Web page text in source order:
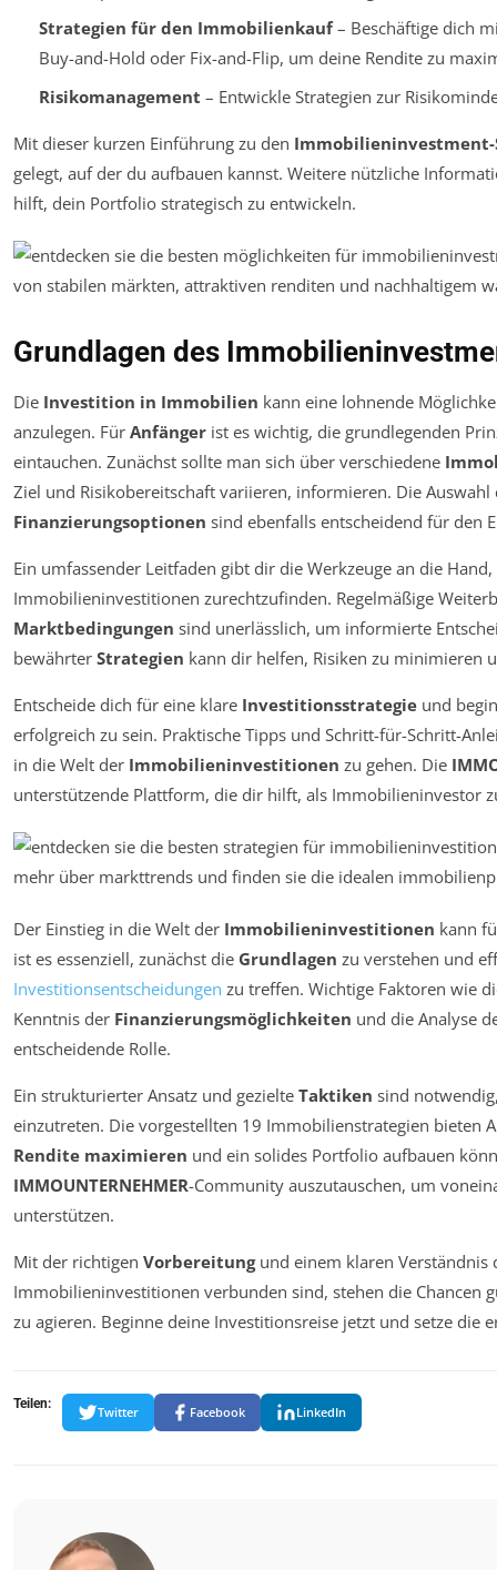
Strategien für den Immobilienkauf– Beschäftige dich
Buy-and-Hold oder Fix-and-Flip, um deine Rendite zu
Risikomanagement – Entwickle Strategien zur
Mit dieser kurzen Einführung zu den
gelegt, auf der du aufbauen kannst. Weitere nützliche
hilft, dein Portfolio strategisch zu entwickeln.
Grundlagen des
Die Investition in Immobilien kann eine lohnende
anzulegen. Für Anfänger ist es wichtig, die grundlegenden
eintauchen. Zunächst sollte man sich über verschiedene
Ziel und Risikobereitschaft variieren, informieren. Die
Finanzierungsoptionen sind ebenfalls entscheidend für den
Ein umfassender Leitfaden gibt dir die Werkzeuge an die
Immobilieninvestitionen zurechtzufinden. Regelmäßige
Marktbedingungen sind unerlässlich, um informierte
bewährter Strategien kann dir helfen, Risiken zu minimieren
Entscheide dich für eine klare Investitionsstrategie und
erfolgreich zu sein. Praktische Tipps und Schritt-für-Schritt-
in die Welt der Immobilieninvestitionen zu gehen. Die
unterstützende Plattform, die dir hilft, als Immobilieninvestor
Der Einstieg in die Welt der Immobilieninvestitionen kann
ist es essenziell, zunächst die Grundlagen zu verstehen und
Investitionsentscheidungen zu treffen. Wichtige Faktoren wie
Kenntnis der Finanzierungsmöglichkeiten und die Analyse
entscheidende Rolle.
Ein strukturierter Ansatz und gezielte Taktiken sind
einzutreten. Die vorgestellten 19 Immobilienstrategien bieten
Rendite maximieren und ein solides Portfolio aufbauen
IMMOUNTERNEHMER-Community auszutauschen, um
unterstützen.
Mit der richtigen Vorbereitungund einem klaren Verständnis
Immobilieninvestitionen verbunden sind, stehen die Chancen
zu agieren. Beginne deine Investitionsreise jetzt und setze die
Teilen:
Twitter Facebook LinkedIn